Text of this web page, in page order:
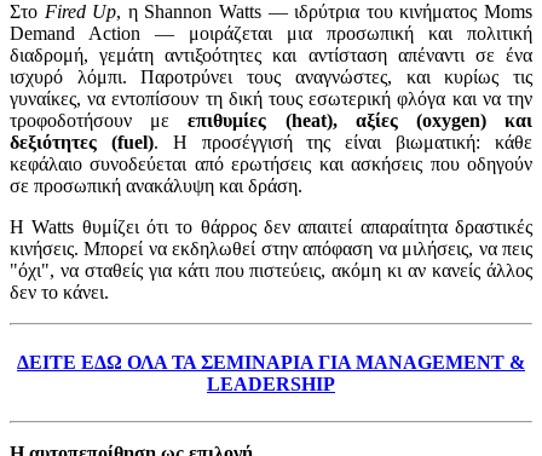
Στο Fired Up, η Shannon Watts — ιδρύτρια του κινήματος Moms
Demand Action — μοιράζεται μια προσωπική και πολιτική
διαδρομή, γεμάτη αντιξοότητες και αντίσταση απέναντι σε ένα
ισχυρό λόμπι. Παροτρύνει τους αναγνώστες, και κυρίως τις
γυναίκες, να εντοπίσουν τη δική τους εσωτερική φλόγα και να την
τροφοδοτήσουν μεεπιθυμίες (heat), αξίες (oxygen) και
δεξιότητες (fuel). Η προσέγγισή της είναι βιωματική: κάθε
κεφάλαιο συνοδεύεται από ερωτήσεις και ασκήσεις που οδηγούν
σε προσωπική ανακάλυψη και δράση.
Η Watts θυμίζει ότι το θάρρος δεν απαιτεί απαραίτητα δραστικές
κινήσεις. Μπορεί να εκδηλωθεί στην απόφαση να μιλήσεις, να πεις
"όχι", να σταθείς για κάτι που πιστεύεις, ακόμη κι αν κανείς άλλος
δεν το κάνει.
ΔΕΙΤΕ ΕΔΩ ΟΛΑ ΤΑ ΣΕΜΙΝΑΡΙΑ ΓΙΑ MANAGEMENT &
LEADERSHIP